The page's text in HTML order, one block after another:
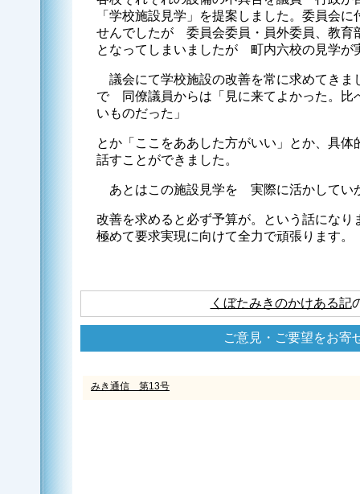
「学校施設見学」を提案しました。委員会
せんでしたが 委員会委員・員外委員、教育
となってしまいましたが 町内六校の見学が
議会にて学校施設の改善を常に求めてき
で 同僚議員からは「見に来てよかった。比
いものだった」
とか「ここをああした方がいい」とか、具
話すことができました。
あとはこの施設見学を 実際に活かしてい
改善を求めると必ず予算が。という話になり
極めて要求実現に向けて全力で頑張ります。
くぼたみきのかけある記
ご意見・ご要望をお寄
みき通信 第13号